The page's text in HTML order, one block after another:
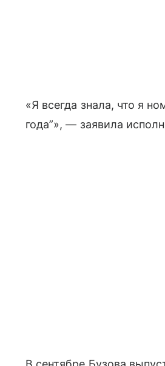
«Я всегда знала, что я
года”», — заявила